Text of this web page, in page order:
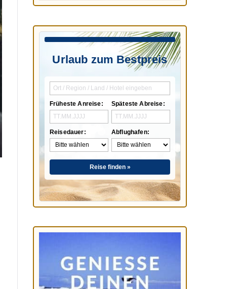
Urlaub zum Bestpreis
Früheste Anreise:
Reisedauer:
Späteste Abreise:
Abflughafen:
Reise finden »